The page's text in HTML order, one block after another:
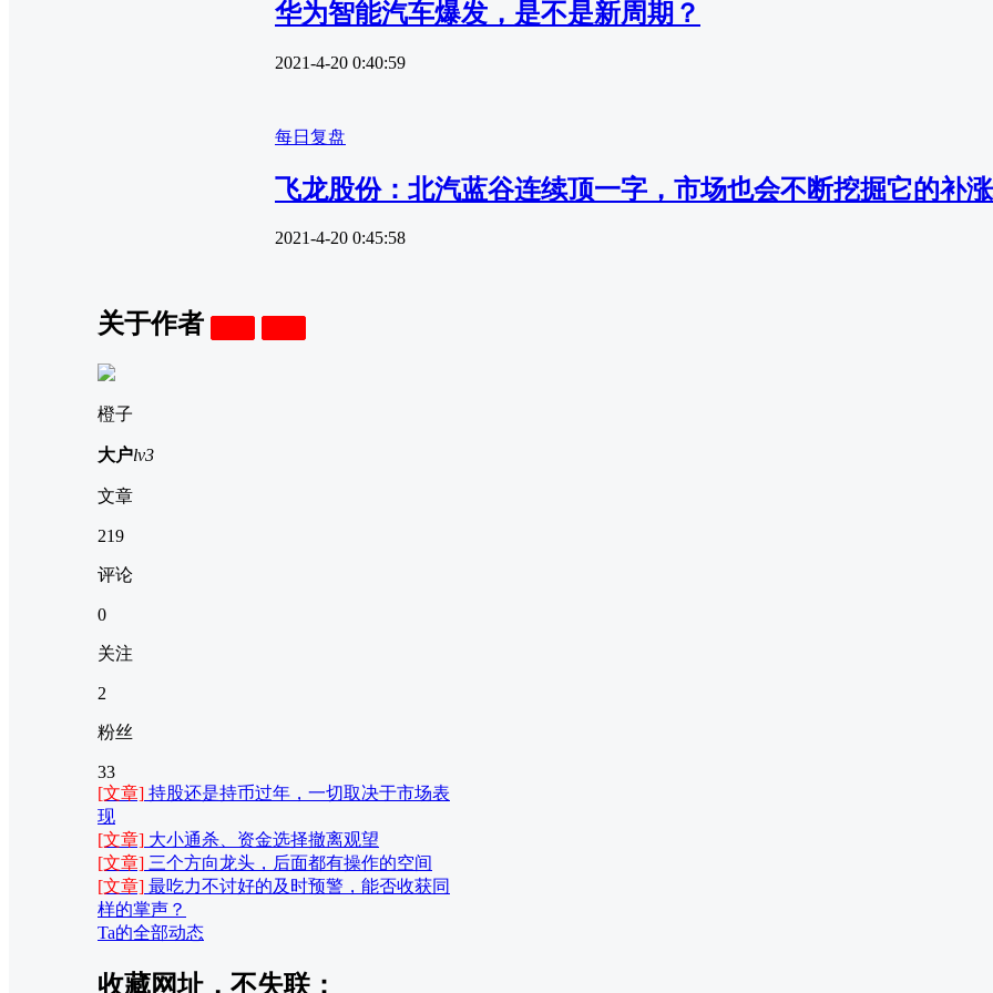
华为智能汽车爆发，是不是新周期？
2021-4-20 0:40:59
每日复盘
飞龙股份：北汽蓝谷连续顶一字，市场也会不断挖掘它的补
2021-4-20 0:45:58
关于作者
橙子
大户lv3
文章
219
评论
0
关注
2
粉丝
33
[文章] 持股还是持币过年，一切取决于市场表
现
[文章] 大小通杀、资金选择撤离观望
[文章] 三个方向龙头，后面都有操作的空间
[文章] 最吃力不讨好的及时预警，能否收获同
样的掌声？
Ta的全部动态
收藏网址，不失联：